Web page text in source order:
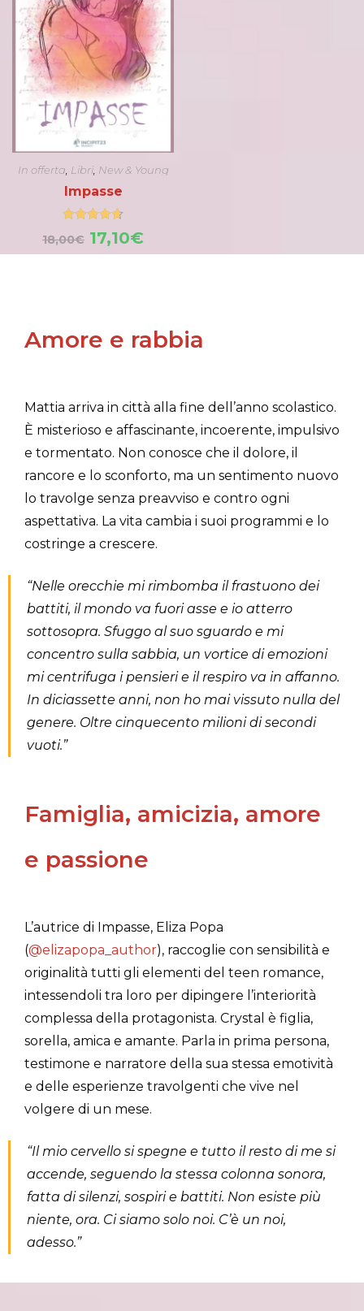
In offerta Libri, New & Young
Impasse
18,00€ Il
prezzo
17,10€Il
prezzo
Valutato
4.62
su 5
Amore e rabbia
Mattia arriva in città alla fine dell’anno scolastico.
È misterioso e affascinante, incoerente, impulsivo
e tormentato. Non conosce che il dolore, il
rancore e lo sconforto, ma un sentimento nuovo
lo travolge senza preavviso e contro ogni
aspettativa. La vita cambia i suoi programmi e lo
costringe a crescere.
“Nelle orecchie mi rimbomba il frastuono dei
battiti, il mondo va fuori asse e io atterro
sottosopra. Sfuggo al suo sguardo e mi
concentro sulla sabbia, un vortice di emozioni
mi centrifuga i pensieri e il respiro va in affanno.
In diciassette anni, non ho mai vissuto nulla del
genere. Oltre cinquecento milioni di secondi
vuoti.”
Famiglia, amicizia, amore
e passione
L’autrice di Impasse, Eliza Popa
(@elizapopa_author), raccoglie con sensibilità e
originalità tutti gli elementi del teen romance,
intessendoli tra loro per dipingere l’interiorità
complessa della protagonista. Crystal è figlia,
sorella, amica e amante. Parla in prima persona,
testimone e narratore della sua stessa emotività
e delle esperienze travolgenti che vive nel
volgere di un mese.
“Il mio cervello si spegne e tutto il resto di me si
accende, seguendo la stessa colonna sonora,
fatta di silenzi, sospiri e battiti. Non esiste più
niente, ora. Ci siamo solo noi. C’è un noi,
adesso.”